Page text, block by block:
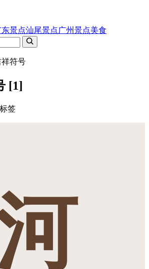
东景点汕尾景点广州景点美食
符号
[1]
签